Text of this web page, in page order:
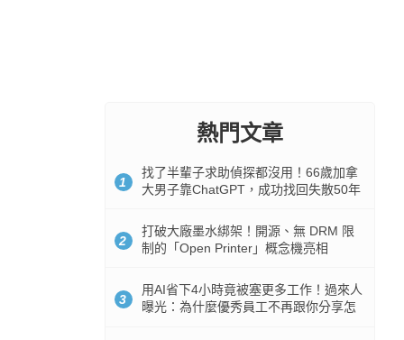
熱門文章
1
找了半輩子求助偵探都沒用！66歲加拿
大男子靠ChatGPT，成功找回失散50年
2
打破大廠墨水綁架！開源、無 DRM 限
制的「Open Printer」概念機亮相
3
用AI省下4小時竟被塞更多工作！過來人
曝光：為什麼優秀員工不再跟你分享怎